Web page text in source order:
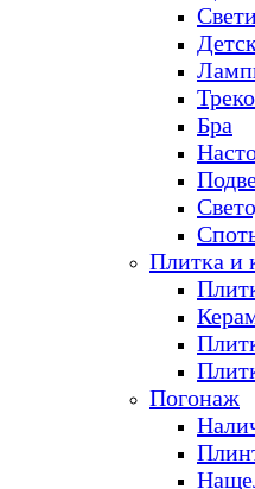
Бра
Плитка и
Погонаж